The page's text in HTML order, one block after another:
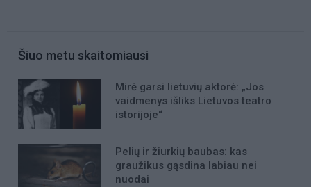
Šiuo metu skaitomiausi
Mirė garsi lietuvių aktorė: „Jos
vaidmenys išliks Lietuvos teatro
istorijoje“
Pelių ir žiurkių baubas: kas
graužikus gąsdina labiau nei
nuodai